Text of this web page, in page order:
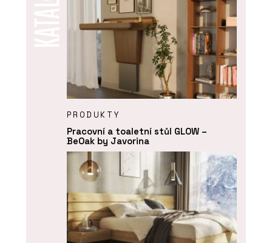
PRODUKTY
Pracovní a toaletní stůl GLOW –
BeOak by Javorina